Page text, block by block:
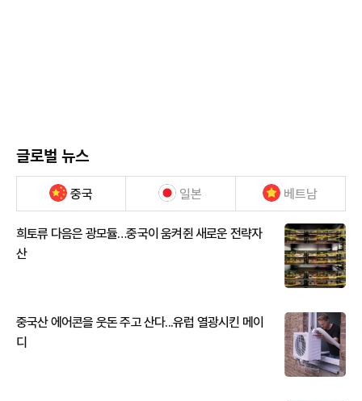
글로벌 뉴스
중국 일본 베트남
희토류 다음은 광모듈…중국이 움켜쥔 새로운 전략자
산
중국산 에어콘을 웃돈 주고 산다...유럽 열광시킨 메이
디